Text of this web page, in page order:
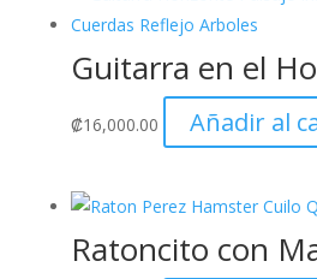
Guitarra en el
₡16,000.00 Añadir al
Ratoncito con